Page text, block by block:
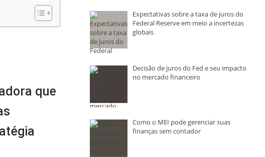
que
Expectativas sobre a taxa de juros do
Federal Reserve em meio a incertezas
globais
Decisão de juros do Fed e seu impacto
no mercado financeiro
Como o MEI pode gerenciar suas
finanças sem contador